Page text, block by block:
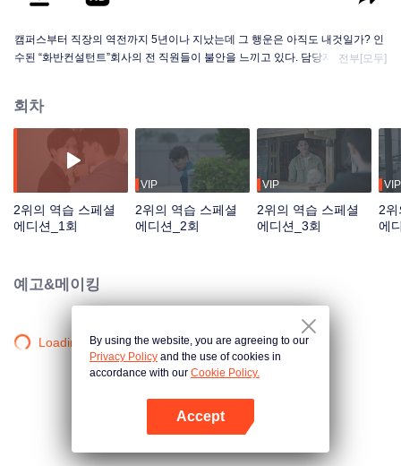
캠퍼스부터 직장의 역전까지 5년이나 지났는데 그 행운은 아직도 내것일가? 인
수된 “화반컨설턴트”회사의 전 직원들이 불안을 느끼고 있다. 담당자가 큰 인사
는 여유 넘치는 가오스더를 노여보았다. 5년 동안 소년은 남자로 성장하였고 저
우수이도 어린 시절의 감정을 알아차리고 드디어 이 마음을 포기하기로 한다.
하지만 5년 후, 원수는 외나무다리에서 만난다더니 가오스더가 자신이 인수할
회사의 사장님일 줄이야. 매정하고 양심도 없는 그놈에게 버림받은 만년 2위는
꼭 역전하겠다고 다짐한다. 공부는 모를지라도 작장에서 꼭 그 사람을 밟아 본
전부[모두]
회차
2위의 역습 스페셜
에디션_1회
VIP
2위의 역습 스페셜
에디션_2회
VIP
2위의 역습 스페셜
에디션_3회
VIP
2
에
예고&메이킹
Loading…By using the website, you are agreeing to our
Privacy Policy and the use of cookies in
accordance with our Cookie Policy.
Accept